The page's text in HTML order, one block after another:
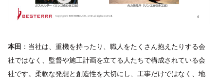
本田 ：当社は、重機を持ったり、職人をたくさん抱えたりする会
社ではなく、監督や施工計画を立てる人たちで構成されている会
社です。柔軟な発想と創造性を大切にし、工事だけではなく、地